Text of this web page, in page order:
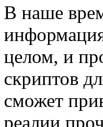
В нaшe
целом, и
скриптов
сможет
реалии